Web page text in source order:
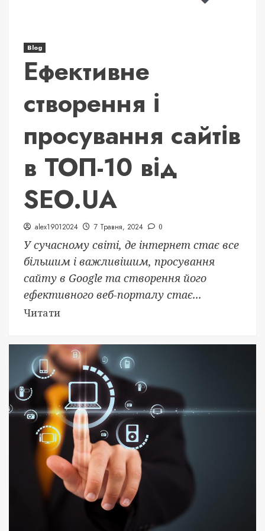
Blog
Ефективне
створення і
просування сайтів
в ТОП-10 від
SEO.UA
alex19012024 7 Травня, 2024 0
У сучасному світі, де інтернет стає все
більшим і важливішим, просування
сайту в Google та створення його
ефективного веб-порталу стає...
Читати